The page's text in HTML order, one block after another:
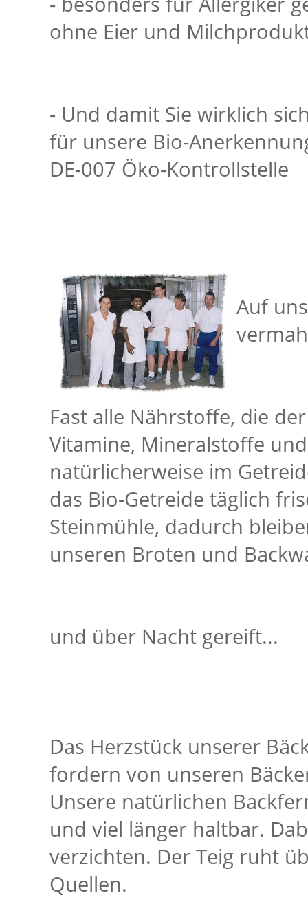
ohne Eier und
- Und damit Sie wirklich
für unsere Bio-
DE-007 Öko-Kontrollstelle
Auf
Fast alle Nährstoffe, die
Vitamine, Mineralstoffe
natürlicherweise im
das Bio-Getreide täglich
Steinmühle, dadurch
unseren Broten und
und über Nacht gereift...
Das Herzstück unserer
fordern von unseren
Unsere natürlichen
und viel länger haltbar.
verzichten. Der Teig ruht
Quellen.